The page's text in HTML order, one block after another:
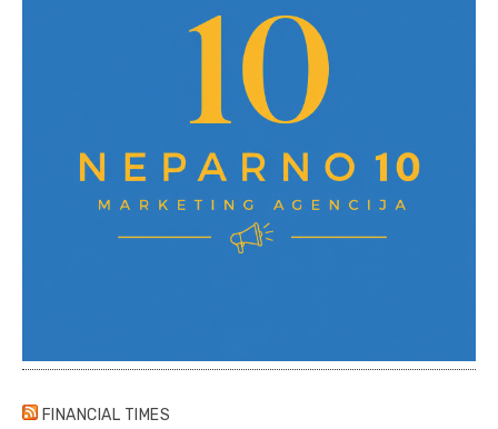
FINANCIAL TIMES